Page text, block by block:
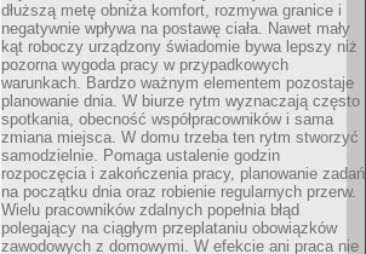
dłuższą metę obniża komfort, rozmywa granice i
negatywnie wpływa na postawę ciała. Nawet mały
kąt roboczy urządzony świadomie bywa lepszy niż
pozorna wygoda pracy w przypadkowych
warunkach. Bardzo ważnym elementem pozostaje
planowanie dnia. W biurze rytm wyznaczają często
spotkania, obecność współpracowników i sama
zmiana miejsca. W domu trzeba ten rytm stworzyć
samodzielnie. Pomaga ustalenie godzin
rozpoczęcia i zakończenia pracy, planowanie zadań
na początku dnia oraz robienie regularnych przerw.
Wielu pracowników zdalnych popełnia błąd
polegający na ciągłym przeplataniu obowiązków
zawodowych z domowymi. W efekcie ani praca nie